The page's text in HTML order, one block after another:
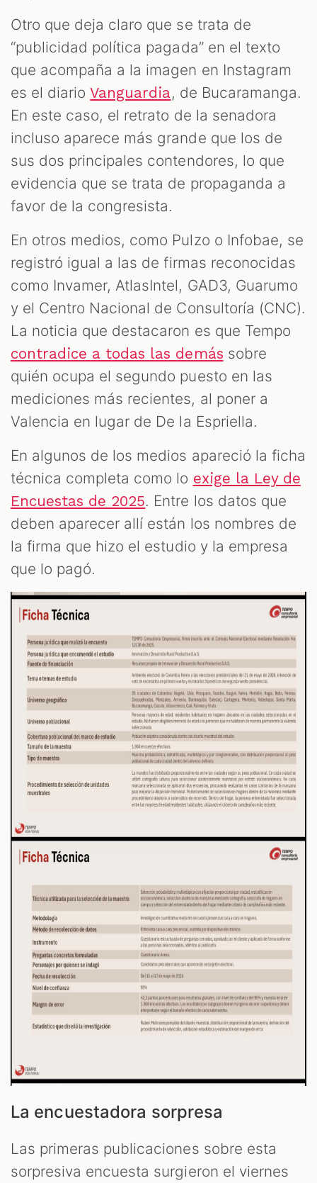
Otro que deja claro que se trata de
“publicidad política pagada” en el texto
que acompaña a la imagen en Instagram
es el diarioVanguardia, de Bucaramanga.
En este caso, el retrato de la senadora
incluso aparece más grande que los de
sus dos principales contendores, lo que
evidencia que se trata de propaganda a
favor de la congresista.
En otros medios, como Pulzo o Infobae, se
registró igual a las de firmas reconocidas
como Invamer, AtlasIntel, GAD3, Guarumo
y el Centro Nacional de Consultoría (CNC).
La noticia que destacaron es que Tempo
contradice a todas las demás sobre
quién ocupa el segundo puesto en las
mediciones más recientes, al poner a
Valencia en lugar de De la Espriella.
En algunos de los medios apareció la ficha
técnica completa como lo exige la Ley de
Encuestas de 2025. Entre los datos que
deben aparecer allí están los nombres de
la firma que hizo el estudio y la empresa
que lo pagó.
La encuestadora sorpresa
Las primeras publicaciones sobre esta
sorpresiva encuesta surgieron el viernes